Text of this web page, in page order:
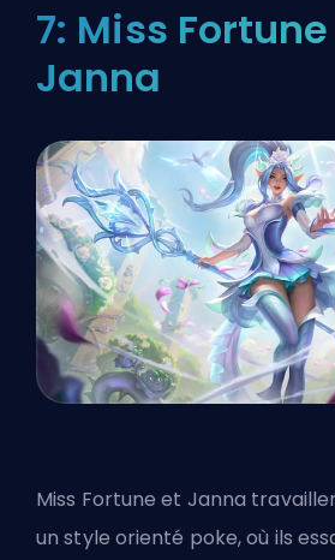
7: Miss
Janna
Miss Fortune et Janna
un style orienté poke, où ils